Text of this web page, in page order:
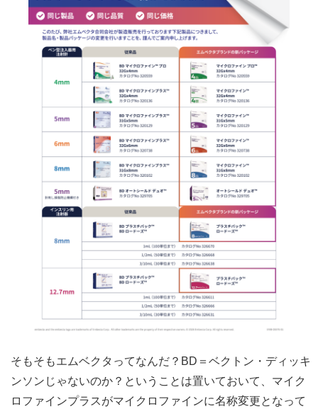
そもそもエムベクタってなんだ？BD＝ベクトン・ディッキ
ンソンじゃないのか？ということは置いておいて、マイク
ロファインプラスがマイクロファインに名称変更となって